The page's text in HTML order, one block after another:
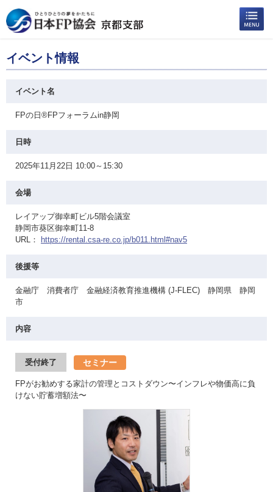
イベント情報
イベント名
FPの日®FPフォーラムin静岡
日時
2025年11月22日 10:00～15:30
会場
レイアップ御幸町ビル5階会議室
静岡市葵区御幸町11-8
URL：
https://rental.csa-re.co.jp/b011.html#nav5
後援等
金融庁 消費者庁 金融経済教育推進機構 (J-FLEC) 静岡県 静岡
市
内容
受付終了 セミナー
FPがお勧めする家計の管理とコストダウン〜インフレや物価高に負
けない貯蓄増額法〜